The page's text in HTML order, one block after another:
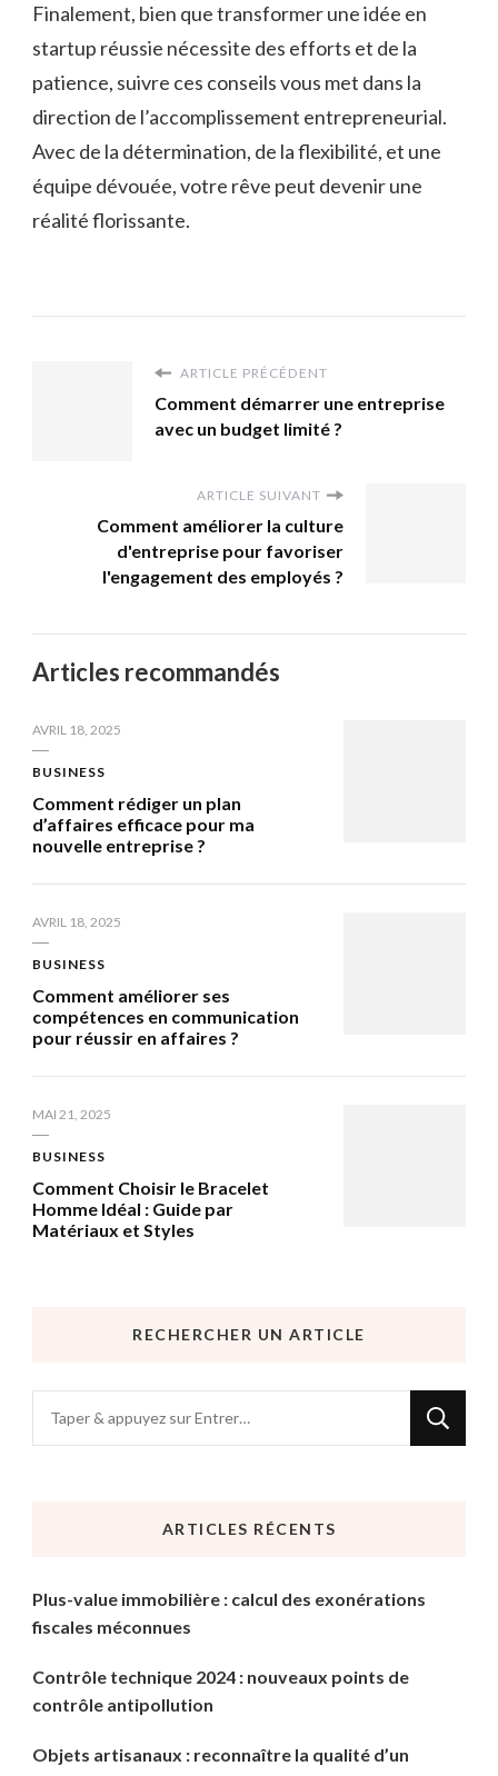
Finalement, bien que transformer une idée en
startup réussie nécessite des efforts et de la
patience, suivre ces conseils vous met dans la
direction de l’accomplissement entrepreneurial.
Avec de la détermination, de la flexibilité, et une
équipe dévouée, votre rêve peut devenir une
réalité florissante.
ARTICLE PRÉCÉDENT
Comment démarrer une entreprise
avec un budget limité ?
ARTICLE SUIVANT
Comment améliorer la culture
d'entreprise pour favoriser
l'engagement des employés ?
Articles recommandés
AVRIL 18, 2025
BUSINESS
Comment rédiger un plan
d’affaires efficace pour ma
nouvelle entreprise ?
AVRIL 18, 2025
BUSINESS
Comment améliorer ses
compétences en communication
pour réussir en affaires ?
MAI 21, 2025
BUSINESS
Comment Choisir le Bracelet
Homme Idéal : Guide par
Matériaux et Styles
RECHERCHER UN ARTICLE
recherchiez
ARTICLES RÉCENTS
Plus-value immobilière : calcul des exonérations
fiscales méconnues
Contrôle technique 2024 : nouveaux points de
contrôle antipollution
Objets artisanaux : reconnaître la qualité d’un